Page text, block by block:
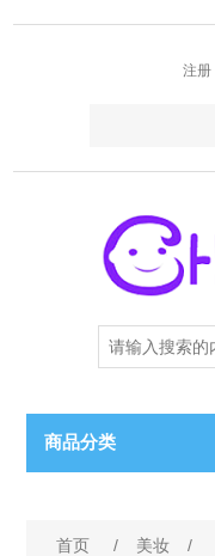
注册
商品分类
首页 / 美妆 /